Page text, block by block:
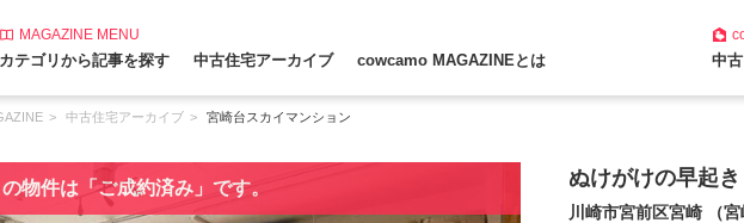
MAGAZINE MENU
カテゴリから記事を探す 中古住宅アーカイブ cowcamo MAGAZINEとは 中
中古住宅アーカイブ 宮崎台スカイマンション
の物件は「ご成約済み」です。 ぬけがけの早起き
川崎市宮前区宮崎 （宮